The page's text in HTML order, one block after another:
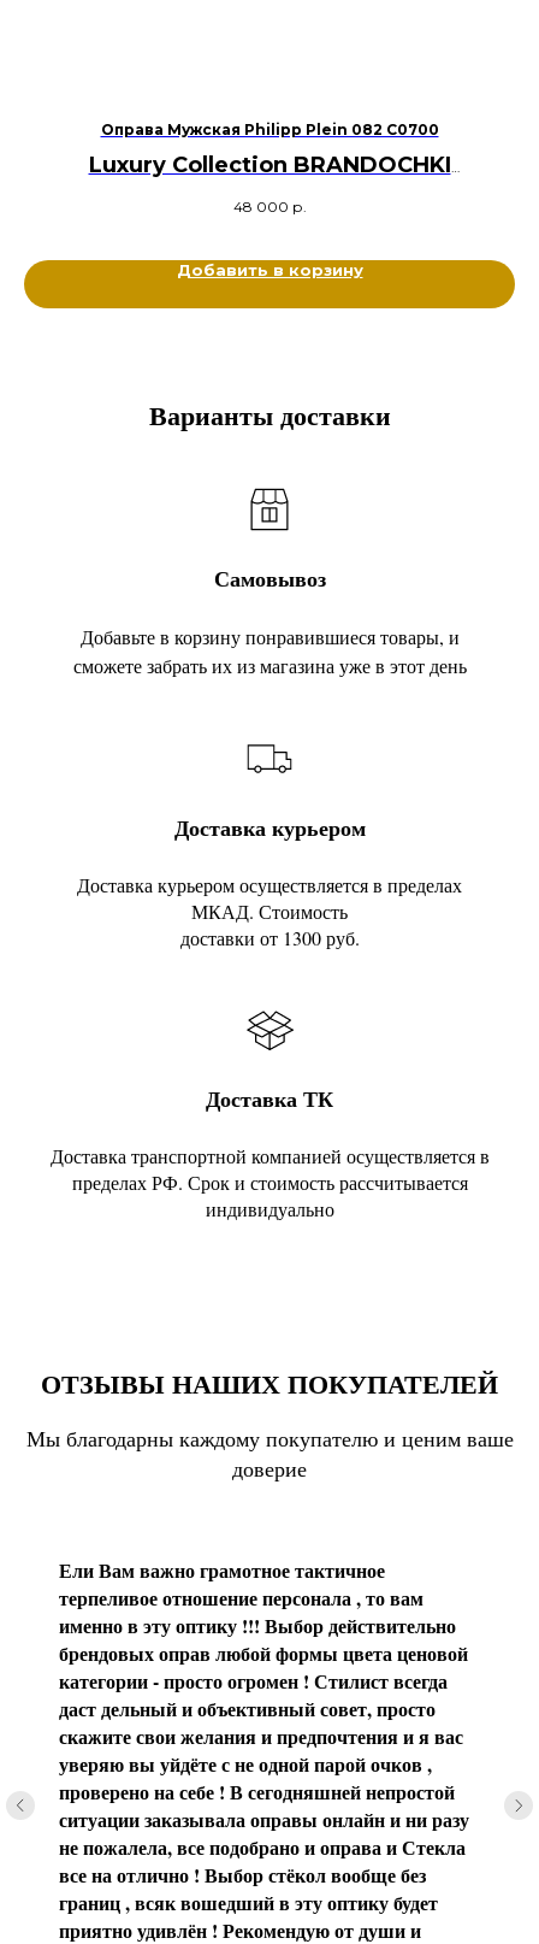
Оправа Мужская Philipp Plein 082 С0700
Luxury Collection BRANDOCHKI
Ацетат
Размер: 52-22-145
48 000 р.
Добавить в корзину
Варианты доставки
Самовывоз
Добавьте в корзину понравившиеся товары, и
сможете забрать их из магазина уже в этот день
Доставка курьером
Доставка курьером осуществляется в пределах
МКАД. Стоимость
доставки от 1300 руб.
Доставка ТК
Доставка транспортной компанией осуществляется в
пределах РФ. Срок и стоимость рассчитывается
индивидуально
ОТЗЫВЫ НАШИХ ПОКУПАТЕЛЕЙ
Мы благодарны каждому покупателю и ценим ваше
доверие
Ели Вам важно грамотное тактичное
терпеливое отношение персонала , то вам
именно в эту оптику !!! Выбор действительно
брендовых оправ любой формы цвета ценовой
категории - просто огромен ! Стилист всегда
даст дельный и объективный совет, просто
скажите свои желания и предпочтения и я вас
уверяю вы уйдёте с не одной парой очков ,
проверено на себе ! В сегодняшней непростой
ситуации заказывала оправы онлайн и ни разу
не пожалела, все подобрано и оправа и Стекла
все на отлично ! Выбор стёкол вообще без
границ , всяк вошедший в эту оптику будет
приятно удивлён ! Рекомендую от души и